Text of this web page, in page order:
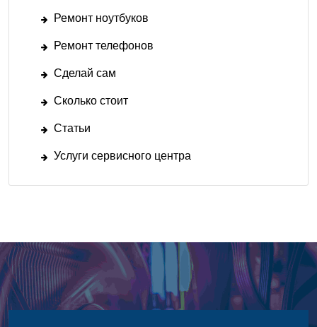
Ремонт ноутбуков
Ремонт телефонов
Сделай сам
Сколько стоит
Статьи
Услуги сервисного центра